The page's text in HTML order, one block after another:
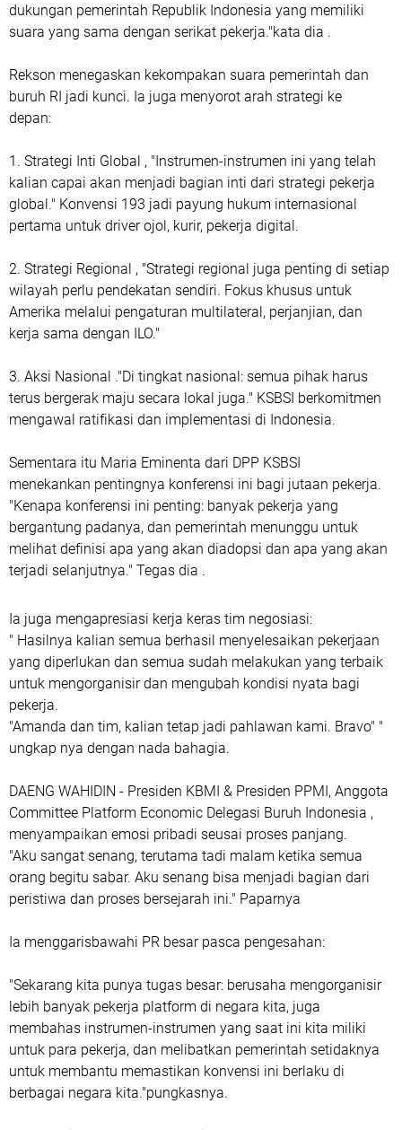
dukungan pemerintah Republik Indonesia yang memiliki
suara yang sama dengan serikat pekerja."kata dia .
Rekson menegaskan kekompakan suara pemerintah dan
buruh RI jadi kunci. Ia juga menyorot arah strategi ke
depan:
1. Strategi Inti Global , "Instrumen-instrumen ini yang telah
kalian capai akan menjadi bagian inti dari strategi pekerja
global." Konvensi 193 jadi payung hukum internasional
pertama untuk driver ojol, kurir, pekerja digital.
2. Strategi Regional , "Strategi regional juga penting di setiap
wilayah perlu pendekatan sendiri. Fokus khusus untuk
Amerika melalui pengaturan multilateral, perjanjian, dan
kerja sama dengan ILO."
3. Aksi Nasional ."Di tingkat nasional: semua pihak harus
terus bergerak maju secara lokal juga." KSBSI berkomitmen
mengawal ratifikasi dan implementasi di Indonesia.
Sementara itu Maria Eminenta dari DPP KSBSI
menekankan pentingnya konferensi ini bagi jutaan pekerja.
"Kenapa konferensi ini penting: banyak pekerja yang
bergantung padanya, dan pemerintah menunggu untuk
melihat definisi apa yang akan diadopsi dan apa yang akan
terjadi selanjutnya." Tegas dia .
Ia juga mengapresiasi kerja keras tim negosiasi:
" Hasilnya kalian semua berhasil menyelesaikan pekerjaan
yang diperlukan dan semua sudah melakukan yang terbaik
untuk mengorganisir dan mengubah kondisi nyata bagi
pekerja.
"Amanda dan tim, kalian tetap jadi pahlawan kami. Bravo" "
ungkap nya dengan nada bahagia.
DAENG WAHIDIN - Presiden KBMI & Presiden PPMI, Anggota
Committee Platform Economic Delegasi Buruh Indonesia ,
menyampaikan emosi pribadi seusai proses panjang.
"Aku sangat senang, terutama tadi malam ketika semua
orang begitu sabar. Aku senang bisa menjadi bagian dari
peristiwa dan proses bersejarah ini." Paparnya
Ia menggarisbawahi PR besar pasca pengesahan:
"Sekarang kita punya tugas besar: berusaha mengorganisir
lebih banyak pekerja platform di negara kita, juga
membahas instrumen-instrumen yang saat ini kita miliki
untuk para pekerja, dan melibatkan pemerintah setidaknya
untuk membantu memastikan konvensi ini berlaku di
berbagai negara kita."pungkasnya.